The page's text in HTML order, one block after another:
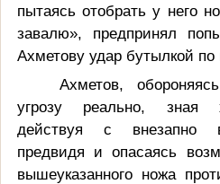
пытаясь отобрать у него
завалю», предпринял
Ахметову удар бутылкой по
Ахметов,
угрозу реально, зная
действуя с внезапно
предвидя и опасаясь
вышеуказанного ножа